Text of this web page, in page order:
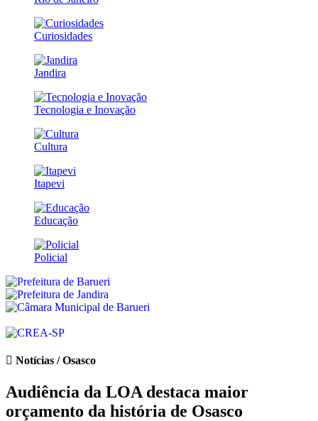
Curiosidades
Jandira
Tecnologia e Inovação
Cultura
Itapevi
Educação
Policial
Notícias / Osasco
Audiência da LOA destaca maior
orçamento da história de Osasco